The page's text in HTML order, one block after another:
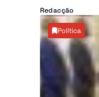
Investigação
esta sexta-
cidadãos
envolvimento
uma alegada
tráfico de
ligações ao
Redacção
Política